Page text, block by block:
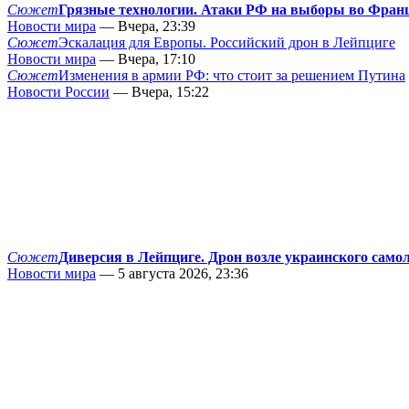
СюжетГрязные технологии. Атаки РФ на выборы во
Новости мира — Вчера, 23:39
СюжетЭскалация для Европы. Российский дрон в Лейпциге
Новости мира — Вчера, 17:10
СюжетИзменения в армии РФ: что стоит за решением Путина
Новости России — Вчера, 15:22
СюжетДиверсия в Лейпциге. Дрон возле украинского
Новости мира — 5 августа 2026, 23:36